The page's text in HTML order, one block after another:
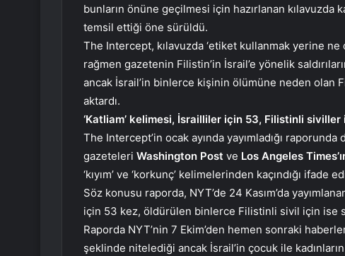
bunların önüne geçilmesi için hazırlanan
temsil ettiği öne sürüldü.
The Intercept, kılavuzda ‘etiket kullanmak yerine ne
rağmen gazetenin Filistin’in İsrail’e yönelik
ancak İsrail’in binlerce kişinin ölümüne neden olan
aktardı.
‘Katliam’ kelimesi, İsrailliler için 53, Filistinli siviller
The Intercept’in ocak ayında yayımladığı
gazeteleri Washington Post ve Los Angeles
‘kıyım’ ve ‘korkunç’ kelimelerinden kaçındığı ifade
Söz konusu raporda, NYT’de 24 Kasım’da
için 53 kez, öldürülen binlerce Filistinli sivil için ise
Raporda NYT’nin 7 Ekim’den hemen sonraki
şeklinde nitelediği ancak İsrail’in çocuk ile